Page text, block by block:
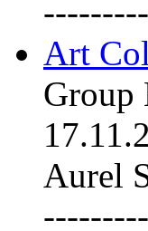
Art
Group
Aurel